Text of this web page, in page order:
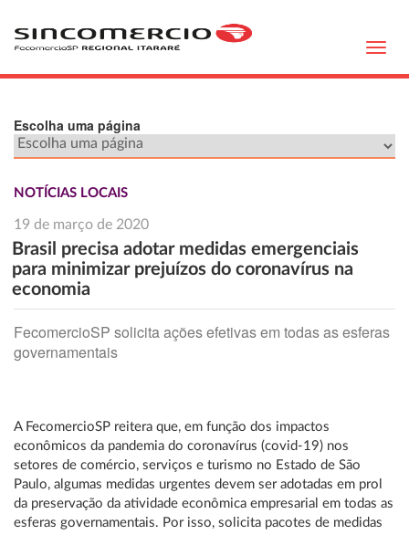
Escolha uma página
NOTÍCIAS LOCAIS
19 de março de 2020
Brasil precisa adotar medidas emergenciais
para minimizar prejuízos do coronavírus na
economia
FecomercioSP solicita ações efetivas em todas as esferas
governamentais
A FecomercioSP reitera que, em função dos impactos
econômicos da pandemia do coronavírus (covid-19) nos
setores de comércio, serviços e turismo no Estado de São
Paulo, algumas medidas urgentes devem ser adotadas em prol
da preservação da atividade econômica empresarial em todas as
esferas governamentais. Por isso, solicita pacotes de medidas